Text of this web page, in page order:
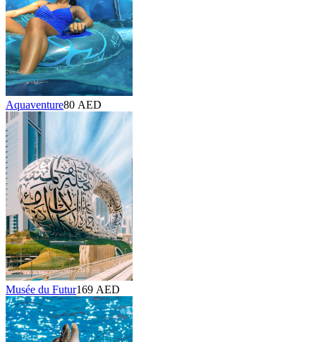
Aquaventure80 AED
Musée du Futur169 AED